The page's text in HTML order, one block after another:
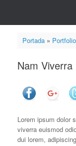
Portada» Portfolio
Nam Viverra
Lorem ipsum dolor
viverra euismod
dui lorem,